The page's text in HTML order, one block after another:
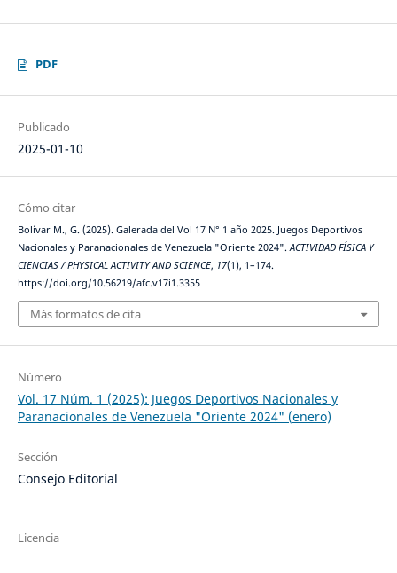
PDF
Publicado
2025-01-10
Cómo citar
Bolívar M., G. (2025). Galerada del Vol 17 N° 1 año 2025. Juegos Deportivos
Nacionales y Paranacionales de Venezuela "Oriente 2024". ACTIVIDAD FÍSICA Y
CIENCIAS / PHYSICAL ACTIVITY AND SCIENCE, 17(1), 1–174.
https://doi.org/10.56219/afc.v17i1.3355
Más formatos de cita
Número
Vol. 17 Núm. 1 (2025): Juegos Deportivos Nacionales y
Paranacionales de Venezuela "Oriente 2024" (enero)
Sección
Consejo Editorial
Licencia